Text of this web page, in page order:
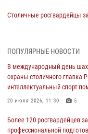
Столичные росгвардейцы
матче в Москве
06 августа 2026, 08:30
Столичные росгвардейцы
05 августа 2026, 12:39
ПОПУЛЯРНЫЕ НОВОСТИ
В международный день
охраны столичного главка
интеллектуальный спорт
20 июля 2026, 11:30 5
Более 120 росгвардейцев
профессиональной